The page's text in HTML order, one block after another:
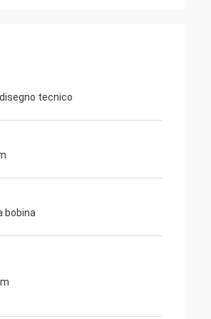
tecnico
bobina